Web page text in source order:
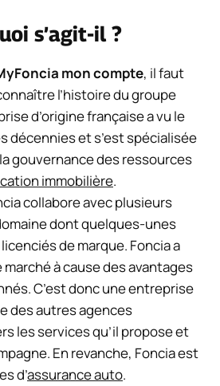
s’agit-il ?
mon compte, il faut
l’histoire du groupe
d’origine française a vu le
décennies et s’est spécialisée
gouvernance des ressources
immobilière.
collabore avec plusieurs
dont quelques-unes
de marque. Foncia a
à cause des avantages
C’est donc une entreprise
des autres agences
les services qu’il propose et
En revanche, Foncia est
d’assurance auto.